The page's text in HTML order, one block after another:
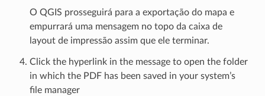
O QGIS prosseguirá para a exportação do mapa e
empurrará uma mensagem no topo da caixa de
layout de impressão assim que ele terminar.
Click the hyperlink in the message to open the folder
in which the PDF has been saved in your system’s
file manager